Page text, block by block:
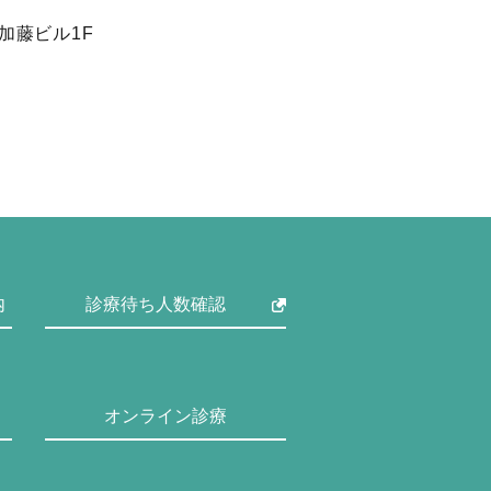
藤ビル1F
診療待ち人数確認
オンライン診療